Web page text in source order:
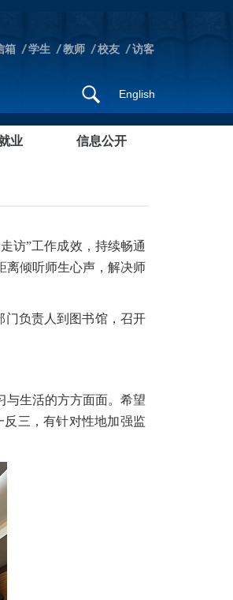
箱 学生 教师 校友 访客
English
业 信息公开
访”工作成效，持续畅通
离倾听师生心声，解决师
门负责人到图书馆，召开
与生活的方方面面。希望
三，有针对性地加强监